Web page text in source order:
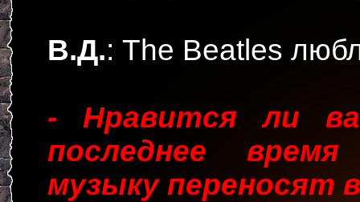
В.Д.: The Beatles
- Нравится ли
последнее время
музыку переносят